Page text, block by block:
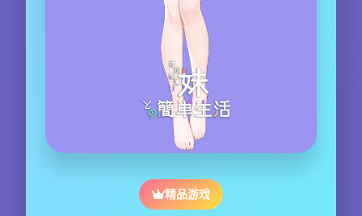
精品游戏